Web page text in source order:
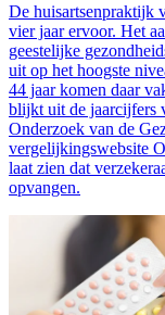
De huisartsenpraktijk
vier jaar ervoor. Het
geestelijke
uit op het hoogste
44 jaar komen daar
blijkt uit de jaarcijfers
Onderzoek van de
vergelijkingswebsite
laat zien dat
opvangen.